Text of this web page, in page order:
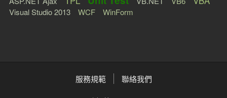
Visual Studio 2013 WCF WinForm
服務規範 聯絡我們